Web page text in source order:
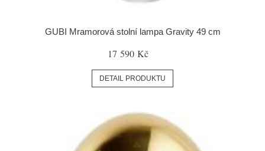
GUBI Mramorová stolní lampa Gravity 49 cm
17 590 Kč
DETAIL PRODUKTU